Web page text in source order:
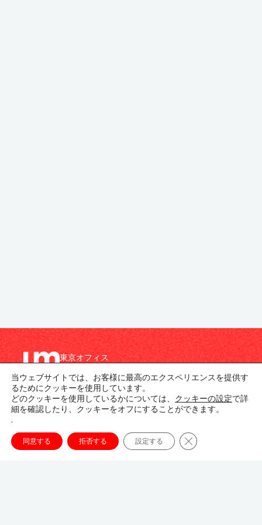
東京オフィス
東京都港区南青山1-1-1
新青山ビル東館 20階
tokyo_japan-contact@umww.com
当ウェブサイトでは、お客様に最高のエクスペリエンスを提供す
るためにクッキーを使用しています。
どのクッキーを使用しているかについては、 クッキーの設定で詳
細を確認したり、クッキーをオフにすることができます。
.
同意する 拒否する 設定する Close GDPR